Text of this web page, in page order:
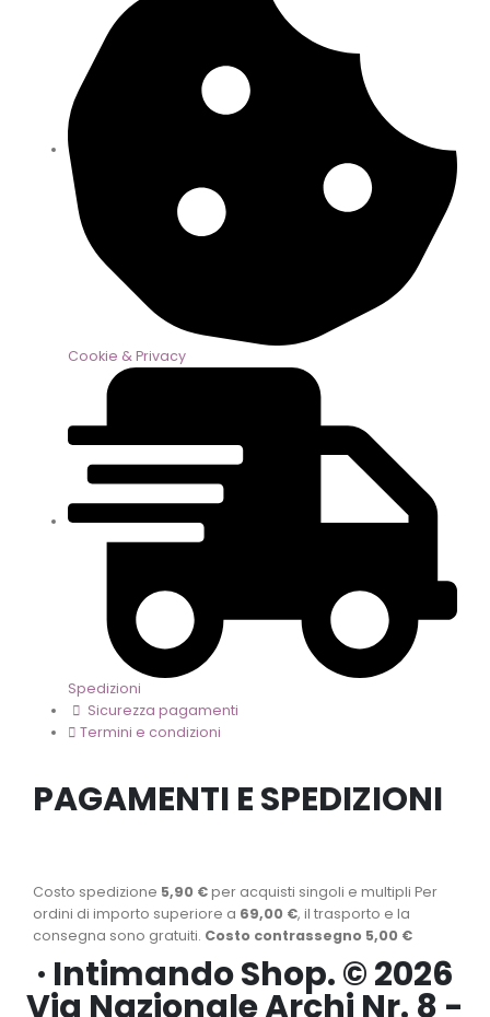
Cookie & Privacy
Spedizioni
Sicurezza pagamenti
Termini e condizioni
PAGAMENTI E SPEDIZIONI
Costo spedizione 5,90 €per acquisti singoli e multipli Per
ordini di importo superiore a 69,00 €, il trasporto e la
consegna sono gratuiti. Costo contrassegno 5,00 €
· Intimando Shop. © 2026
Via Nazionale Archi Nr. 8 -